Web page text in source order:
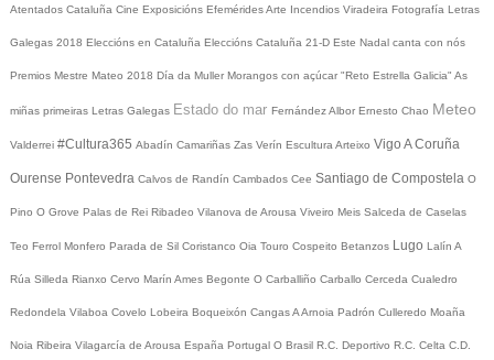
Atentados Cataluña Cine Exposicións EfeméridesArte Incendios Viradeira Fotografía Letras
Galegas 2018 Eleccións en Cataluña Eleccións Cataluña 21-D Este Nadal canta con nós
Premios Mestre Mateo 2018 Día da Muller Morangos con açúcar "Reto Estrella Galicia" As
miñas primeiras Letras Galegas Estado do mar Fernández Albor Ernesto Chao Meteo
Valderrei #Cultura365 Abadín Camariñas Zas Verín Escultura Arteixo Vigo A Coruña
Ourense Pontevedra Calvos de Randín Cambados Cee Santiago de Compostela O
Pino O Grove Palas de Rei Ribadeo Vilanova de Arousa Viveiro Meis Salceda de Caselas
Teo Ferrol Monfero Parada de Sil Coristanco Oia Touro Cospeito Betanzos Lugo Lalín A
Rúa Silleda Rianxo Cervo Marín Ames Begonte O Carballiño Carballo Cerceda Cualedro
Redondela Vilaboa Covelo Lobeira Boqueixón CangasA Arnoia Padrón Culleredo Moaña
Noia Ribeira Vilagarcía de Arousa España Portugal O Brasil R.C. Deportivo R.C. Celta C.D.